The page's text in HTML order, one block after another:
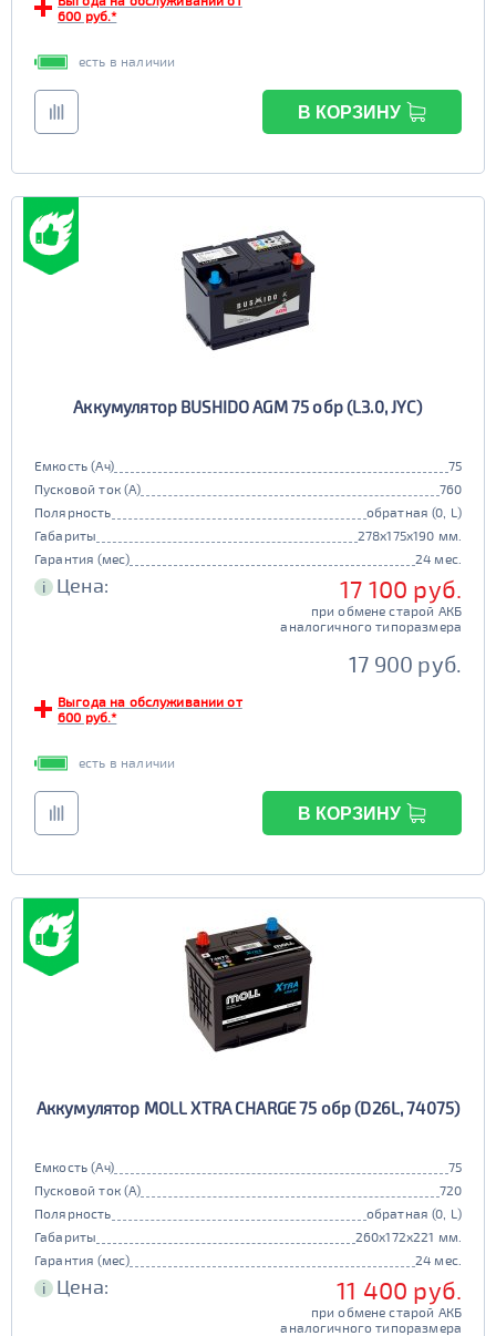
600 руб.*
есть в наличии
В КОРЗИНУ
Аккумулятор BUSHIDO AGM 75 обр (L3.0, JYC)
Емкость (Ач)
75
Пусковой ток (А)
760
Полярность
обратная (0, L)
Габариты
278x175x190 мм.
Гарантия (мес)
24 мес.
i Цена: 17 100 руб.
при обмене старой АКБ
аналогичного типоразмера
17 900 руб.
Выгода на обслуживании от
600 руб.*
есть в наличии
В КОРЗИНУ
Аккумулятор MOLL XTRA CHARGE 75 обр (D26L, 74075)
Емкость (Ач)
75
Пусковой ток (А)
720
Полярность
обратная (0, L)
Габариты
260x172x221 мм.
Гарантия (мес)
24 мес.
i Цена: 11 400 руб.
при обмене старой АКБ
аналогичного типоразмера